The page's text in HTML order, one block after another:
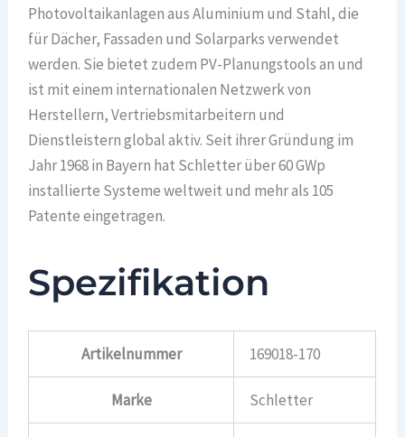
Photovoltaikanlagen aus Aluminium und Stahl, die
für Dächer, Fassaden und Solarparks verwendet
werden. Sie bietet zudem PV-Planungstools an und
ist mit einem internationalen Netzwerk von
Herstellern, Vertriebsmitarbeitern und
Dienstleistern global aktiv. Seit ihrer Gründung im
Jahr 1968 in Bayern hat Schletter über 60 GWp
installierte Systeme weltweit und mehr als 105
Patente eingetragen.
Spezifikation
Artikelnummer 169018-170
Marke Schletter